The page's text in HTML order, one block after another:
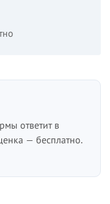
ответит в
— бесплатно.